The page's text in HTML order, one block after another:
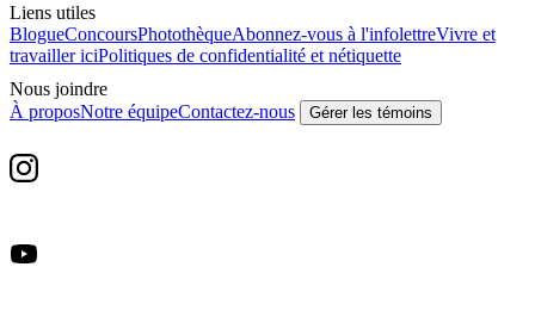
Liens utiles
BlogueConcoursPhotothèqueAbonnez-vous à l'infolettreVivre et
travailler iciPolitiques de confidentialité et nétiquette
Nous joindre
À proposNotre équipeContactez-nous Gérer les témoins